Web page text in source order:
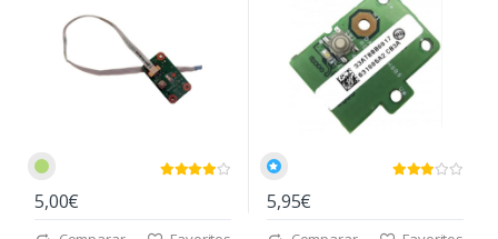
5,00€ 5,95€